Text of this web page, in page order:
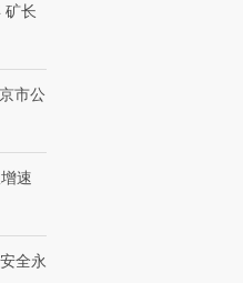
【商旅对话】华住集团
矿长
市公
速
全永